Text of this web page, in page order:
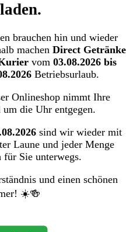
brauchen hin und wieder
machen Direct Getränke
vom 03.08.2026 bis
Betriebsurlaub.
Onlineshop nimmt Ihre
die Uhr entgegen.
sind wir wieder mit
Laune und jeder Menge
für Sie unterwegs.
und einen schönen
☀️🍻